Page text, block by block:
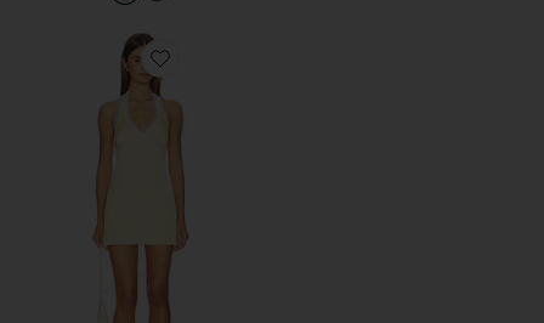
Favorite ПЛАТЬЕ JOVIE